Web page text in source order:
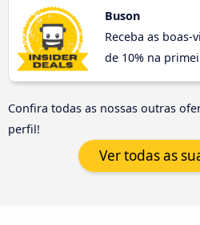
Buson
Receba as
de 10% na
Confira todas as nossas outras
perfil!
Ver todas as